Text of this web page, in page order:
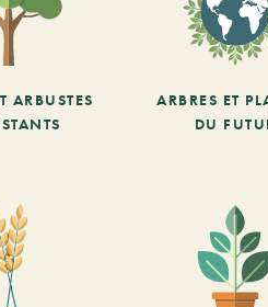
ARBUSTES
ARBRES ET
DU